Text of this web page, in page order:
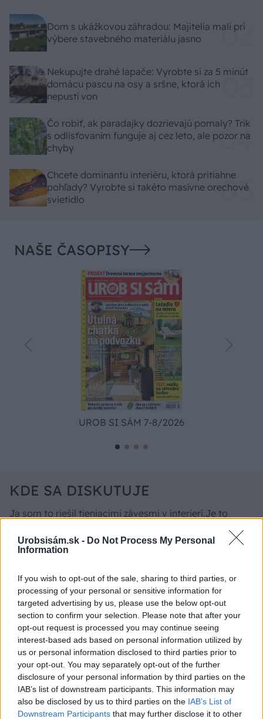
Urobsisám.sk - Do Not Process My Personal
Information
If you wish to opt-out of the sale, sharing to third parties, or
processing of your personal or sensitive information for
targeted advertising by us, please use the below opt-out
section to confirm your selection. Please note that after your
opt-out request is processed you may continue seeing
interest-based ads based on personal information utilized by
us or personal information disclosed to third parties prior to
your opt-out. You may separately opt-out of the further
disclosure of your personal information by third parties on the
IAB’s list of downstream participants. This information may
also be disclosed by us to third parties on the IAB’s List of
Downstream Participants that may further disclose it to other
Dom s ukážkovou záhradou: Majitelia mali pri
výbere stavebného materiálu jasno
Nekupujte drahé lapače: Vyrobte si za 5 minút
domácu pascu na osy a sršne, ktorá ich
nepustí von
Čo robiť, ak paradajky dozrievajú pomaly? Trik
s odlisťovaním funguje aj cez leto, ale pozor na
chyby
Chcete dominantu interiéru, ktorá pritiahne
pohľady? Vyrobte si takéto masívne orechové
svietidlo
NAŠE ČASOPISY
UROB SI SÁM 7-8/2026
KDE SA DISKUTUJE
Vnútorné žalúzie sú v 40-stupňových horúčavách pasca:
Prečo z okna robia radiátor a ako to vyriešiť za pár eur?
Ja som to riešil tieniacimi závesmi v interieri.Je to
Vnútorné žalúzie sú v 40-stupňových horúčavách pasca:
Prečo z okna robia radiátor a ako to vyriešiť za pár eur?
tienenia na spôsob markízy 250x150cm. Čínsky
predajcovia idú okolo 100 eur kus.
Nekupujte drahé lapače: Vyrobte si za 5 minút domácu
pascu na osy a sršne, ktorá ich nepustí von
Bros sprej necaka kym osa vypije moje pivo. Zaroven
nasmrdi cele hniezdo a neostane tam nic zive. Vasa
pasca naucinke moc efektivne. Skor pritiahne slimaky
Viete, kedy použiť akú maltu? Spoznajte rozdiely, ktoré
vám ušetria čas v stavebninách aj pri práci
Ten článok mal takú výpovednú hodnotu ako učivo pre
3 ročník základnej školy. To fakt? AI alebo nejaka kniha
z VŠ? Dnešné rychlotvrdnuce malty - pevnosť 40 Mpa a
doba schnutia tak 15 minut , k tomu vodotesné s
kryštálikou. A rozdiel - schnutie a zretie. Nič?
Žiadne čapovanie alebo zadlabávanie, všetko len na
čínske skrutky. Alternatíva slovenskej IKEI - čo sa týka